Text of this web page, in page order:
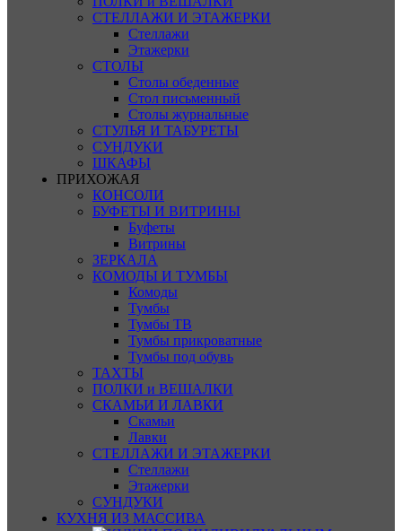
СТЕЛЛАЖИ И ЭТАЖЕРКИ
Стеллажи
Этажерки
СТОЛЫ
Столы обеденные
Стол письменный
Столы журнальные
СТУЛЬЯ И ТАБУРЕТЫ
СУНДУКИ
ШКАФЫ
ПРИХОЖАЯ
КОНСОЛИ
БУФЕТЫ И ВИТРИНЫ
Буфеты
Витрины
ЗЕРКАЛА
КОМОДЫ И ТУМБЫ
Комоды
Тумбы
Тумбы ТВ
Тумбы прикроватные
Тумбы под обувь
ТАХТЫ
ПОЛКИ и ВЕШАЛКИ
СКАМЬИ И ЛАВКИ
Скамьи
Лавки
СТЕЛЛАЖИ И ЭТАЖЕРКИ
Стеллажи
Этажерки
СУНДУКИ
КУХНЯ ИЗ МАССИВА